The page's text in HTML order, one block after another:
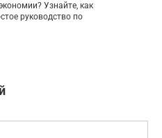
Узнайте, как
руководство по